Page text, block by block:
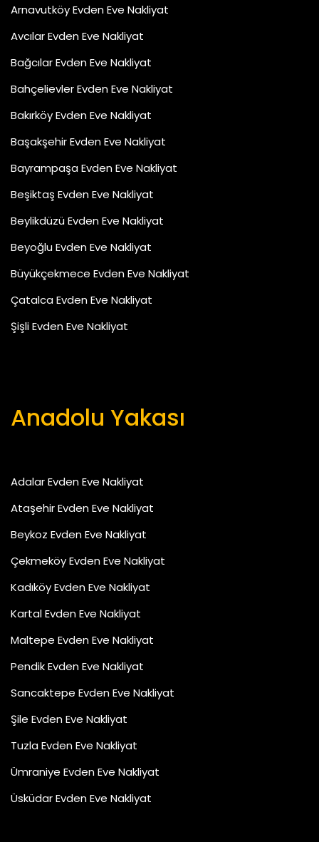
Arnavutköy Evden Eve Nakliyat
Avcılar Evden Eve Nakliyat
Bağcılar Evden Eve Nakliyat
Bahçelievler Evden Eve Nakliyat
Bakırköy Evden Eve Nakliyat
Başakşehir Evden Eve Nakliyat
Bayrampaşa Evden Eve Nakliyat
Beşiktaş Evden Eve Nakliyat
Beylikdüzü Evden Eve Nakliyat
Beyoğlu Evden Eve Nakliyat
Büyükçekmece Evden Eve Nakliyat
Çatalca Evden Eve Nakliyat
Şişli Evden Eve Nakliyat
Anadolu Yakası
Adalar Evden Eve Nakliyat
Ataşehir Evden Eve Nakliyat
Beykoz Evden Eve Nakliyat
Çekmeköy Evden Eve Nakliyat
Kadıköy Evden Eve Nakliyat
Kartal Evden Eve Nakliyat
Maltepe Evden Eve Nakliyat
Pendik Evden Eve Nakliyat
Sancaktepe Evden Eve Nakliyat
Şile Evden Eve Nakliyat
Tuzla Evden Eve Nakliyat
Ümraniye Evden Eve Nakliyat
Üsküdar Evden Eve Nakliyat